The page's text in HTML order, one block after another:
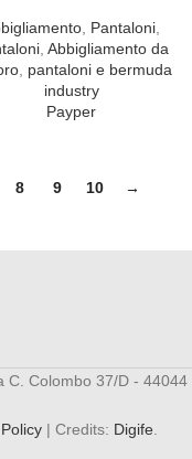
Pantaloni
, Abbigliamento da
pantaloni e bermuda
industry
Payper
8 9 10 →
C. Colombo 37/D - 44044
| Credits: Digife